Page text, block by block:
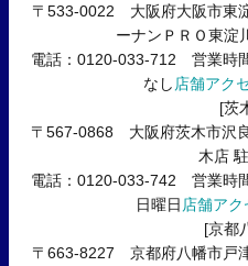
〒533-0022 大阪府大阪市東
ーナンＰＲＯ東
電話：0120-033-712 営業時
なし 店舗アク
[茨
〒567-0868 大阪府茨木市沢
木店
電話：0120-033-742 営業時
日曜日 店舗ア
[京都
〒663-8227 京都府八幡市戸